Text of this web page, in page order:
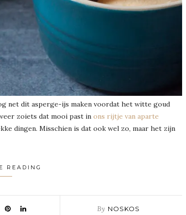
net dit asperge-ijs maken voordat het witte goud
zoiets dat mooi past in ons rijtje van aparte
dingen. Misschien is dat ook wel zo, maar het zijn
READING
By NOSKOS